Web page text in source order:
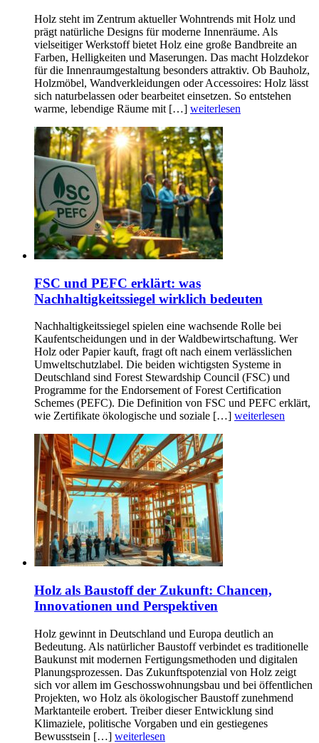
Holz steht im Zentrum aktueller Wohntrends mit Holz und
prägt natürliche Designs für moderne Innenräume. Als
vielseitiger Werkstoff bietet Holz eine große Bandbreite an
Farben, Helligkeiten und Maserungen. Das macht Holzdekor
für die Innenraumgestaltung besonders attraktiv. Ob Bauholz,
Holzmöbel, Wandverkleidungen oder Accessoires: Holz lässt
sich naturbelassen oder bearbeitet einsetzen. So entstehen
warme, lebendige Räume mit […] weiterlesen
FSC und PEFC erklärt: was
Nachhaltigkeitssiegel wirklich bedeuten
Nachhaltigkeitssiegel spielen eine wachsende Rolle bei
Kaufentscheidungen und in der Waldbewirtschaftung. Wer
Holz oder Papier kauft, fragt oft nach einem verlässlichen
Umweltschutzlabel. Die beiden wichtigsten Systeme in
Deutschland sind Forest Stewardship Council (FSC) und
Programme for the Endorsement of Forest Certification
Schemes (PEFC). Die Definition von FSC und PEFC erklärt,
wie Zertifikate ökologische und soziale […] weiterlesen
Holz als Baustoff der Zukunft: Chancen,
Innovationen und Perspektiven
Holz gewinnt in Deutschland und Europa deutlich an
Bedeutung. Als natürlicher Baustoff verbindet es traditionelle
Baukunst mit modernen Fertigungsmethoden und digitalen
Planungsprozessen. Das Zukunftspotenzial von Holz zeigt
sich vor allem im Geschosswohnungsbau und bei öffentlichen
Projekten, wo Holz als ökologischer Baustoff zunehmend
Marktanteile erobert. Treiber dieser Entwicklung sind
Klimaziele, politische Vorgaben und ein gestiegenes
Bewusstsein […] weiterlesen